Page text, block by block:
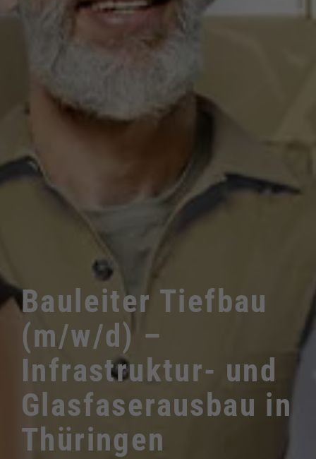
Bauleiter Tiefbau
(m/w/d) –
Infrastruktur- und
Glasfaserausbau in
Thüringen